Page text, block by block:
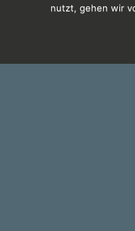
nutzt, gehen wir